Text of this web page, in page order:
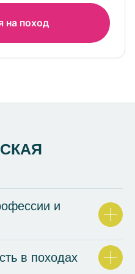
на поход
и
в походах